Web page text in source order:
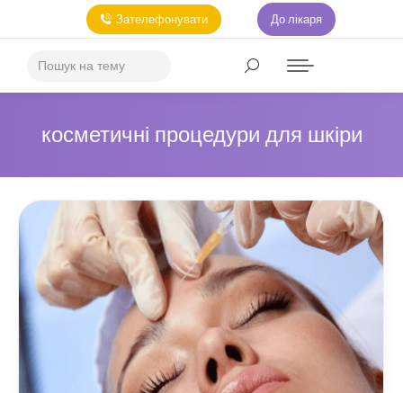
Зателефонувати До лікаря
косметичні процедури для шкіри